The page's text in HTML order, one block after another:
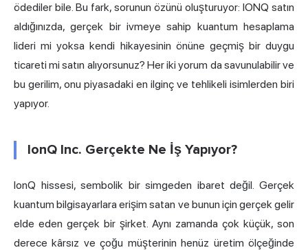
ödediler bile. Bu fark, sorunun özünü oluşturuyor: IONQ satın
aldığınızda, gerçek bir ivmeye sahip kuantum hesaplama
lideri mi yoksa kendi hikayesinin önüne geçmiş bir duygu
ticareti mi satın alıyorsunuz? Her iki yorum da savunulabilir ve
bu gerilim, onu piyasadaki en ilginç ve tehlikeli isimlerden biri
yapıyor.
IonQ Inc. Gerçekte Ne İş Yapıyor?
IonQ hissesi, sembolik bir simgeden ibaret değil. Gerçek
kuantum bilgisayarlara erişim satan ve bunun için gerçek gelir
elde eden gerçek bir şirket. Aynı zamanda çok küçük, son
derece kârsız ve çoğu müşterinin henüz üretim ölçeğinde